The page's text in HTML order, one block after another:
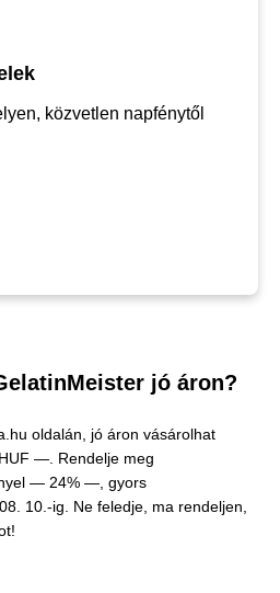
közvetlen napfénytől
jó áron?
oldalán, jó áron vásárolhat
— . Rendelje meg
— 24% —, gyors
10.-ig. Ne feledje, ma rendeljen,